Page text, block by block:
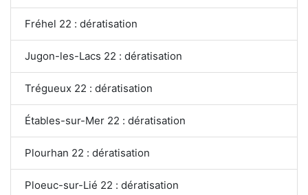
Fréhel 22 : dératisation
Jugon-les-Lacs 22 : dératisation
Trégueux 22 : dératisation
Étables-sur-Mer 22 : dératisation
Plourhan 22 : dératisation
Ploeuc-sur-Lié 22 : dératisation